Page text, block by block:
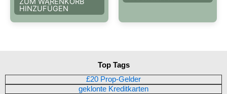
HINZUFÜGEN
Top Tags
£20 Prop-Gelder
geklonte Kreditkarten